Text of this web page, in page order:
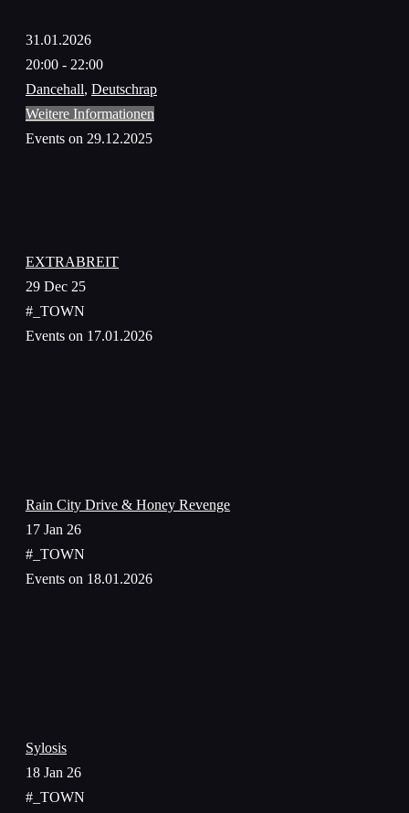
31.01.2026
20:00 - 22:00
Dancehall, Deutschrap
Weitere Informationen
Events on 29.12.2025
EXTRABREIT
29 Dec 25
#_TOWN
Events on 17.01.2026
Rain City Drive & Honey Revenge
17 Jan 26
#_TOWN
Events on 18.01.2026
Sylosis
18 Jan 26
#_TOWN